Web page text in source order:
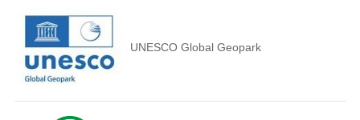
UNESCO Global Geopark